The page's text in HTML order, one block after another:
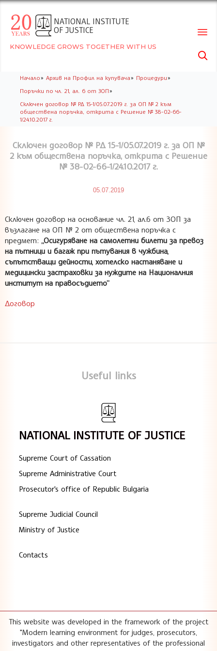
NATIONAL INSTITUTE
OF JUSTICE
KNOWLEDGE GROWS TOGETHER WITH US

Начало» Архив на Профил на купувача» Процедури»
Поръчки по чл. 21, ал. 6 от ЗОП»
Сключен договор № РД 15-1/05.07.2019 г. за ОП № 2 към
обществена поръчка, открита с Решение № 38-02-66-
1/24.10.2017 г.
Сключен договор № РД 15-1/05.07.2019 г. за ОП №
2 към обществена поръчка, открита с Решение
№ 38-02-66-1/24.10.2017 г.
05.07.2019
Сключен договор на основание чл. 21, ал.6 от ЗОП за
възлагане на ОП № 2 от обществена поръчка с
предмет: „Осигуряване на самолетни билети за превоз
на пътници и багаж при пътувания в чужбина,
съпътстващи дейности, хотелско настаняване и
медицински застраховки за нуждите на Националния
институт на правосъдието”
Договор
Useful links
NATIONAL INSTITUTE OF JUSTICE
Supreme Court of Cassation
Supreme Administrative Court
Prosecutor's office of Republic Bulgaria
Supreme Judicial Council
Ministry of Justice
Contacts
This website was developed in the framework of the project
"Modern learning environment for judges, prosecutors,
investigators and other representatives of the professional